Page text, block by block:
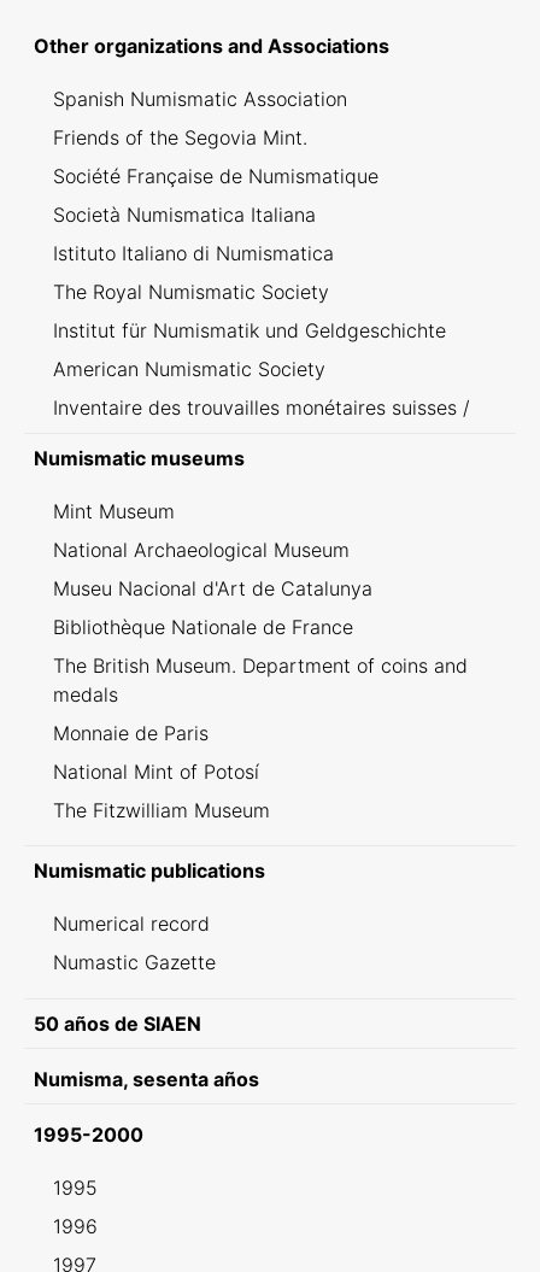
Other organizations and Associations
Spanish Numismatic Association
Friends of the Segovia Mint.
Société Française de Numismatique
Società Numismatica Italiana
Istituto Italiano di Numismatica
The Royal Numismatic Society
Institut für Numismatik und Geldgeschichte
American Numismatic Society
Inventaire des trouvailles monétaires suisses /
Numismatic museums
Mint Museum
National Archaeological Museum
Museu Nacional d'Art de Catalunya
Bibliothèque Nationale de France
The British Museum. Department of coins and
medals
Monnaie de Paris
National Mint of Potosí
The Fitzwilliam Museum
Numismatic publications
Numerical record
Numastic Gazette
50 años de SIAEN
Numisma, sesenta años
1995-2000
1995
1996
1997